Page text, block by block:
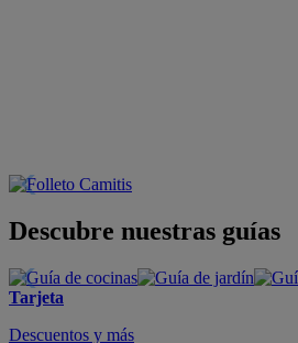
Descubre nuestras guías
Tarjeta
Descuentos y más